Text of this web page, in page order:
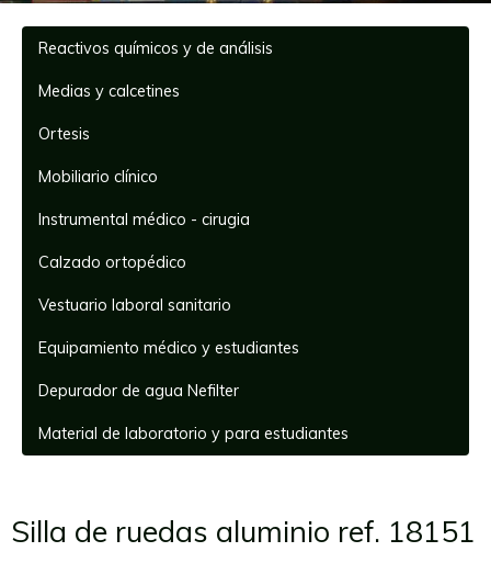
Reactivos químicos y de análisis
Medias y calcetines
Ortesis
Mobiliario clínico
Instrumental médico - cirugia
Calzado ortopédico
Vestuario laboral sanitario
Equipamiento médico y estudiantes
Depurador de agua Nefilter
Material de laboratorio y para estudiantes
Silla de ruedas aluminio ref. 18151